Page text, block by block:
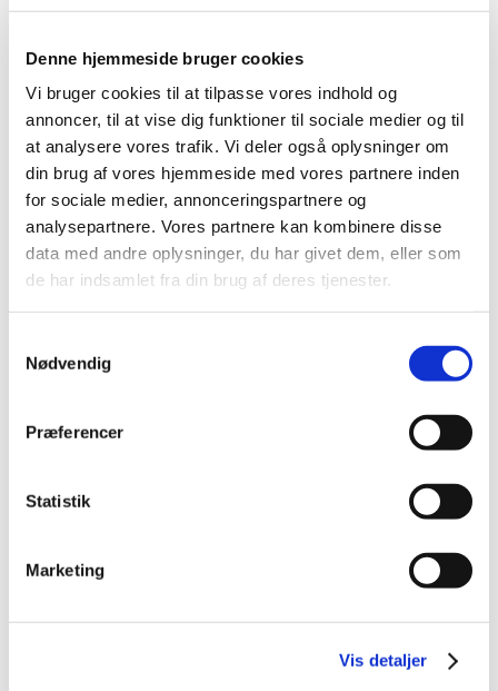
Denne hjemmeside bruger cookies
Vi bruger cookies til at tilpasse vores indhold og
annoncer, til at vise dig funktioner til sociale medier og til
at analysere vores trafik. Vi deler også oplysninger om
din brug af vores hjemmeside med vores partnere inden
for sociale medier, annonceringspartnere og
analysepartnere. Vores partnere kan kombinere disse
data med andre oplysninger, du har givet dem, eller som
de har indsamlet fra din brug af deres tjenester.
Nødvendig
Præferencer
Statistik
Marketing
Vis detaljer
2019 (159)
2017 (167)
2016 (167)
2015 (33)
2014 (44)
2013 (49)
2012 (44)
2011 (13)
2010 (7)
november (1)
maj (1)
marts (2)
2008 (8)
2006 (9)